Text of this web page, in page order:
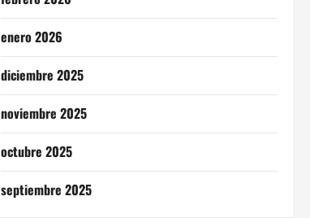
enero 2026
diciembre 2025
noviembre 2025
octubre 2025
septiembre 2025